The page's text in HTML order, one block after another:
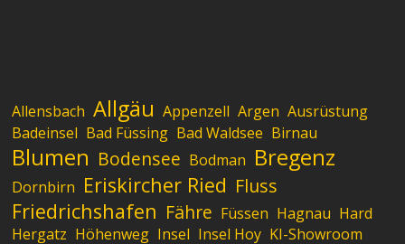
Allensbach Allgäu Appenzell Argen Ausrüstung
Badeinsel Bad Füssing Bad Waldsee Birnau
Blumen Bodensee Bodman Bregenz
Dornbirn Eriskircher Ried Fluss
Friedrichshafen Fähre Füssen Hagnau Hard
Hergatz Höhenweg Insel Insel Hoy KI-Showroom